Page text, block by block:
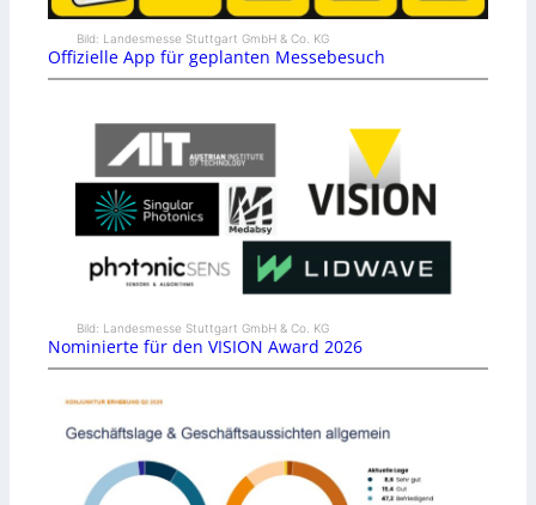
Bild: Landesmesse Stuttgart GmbH & Co. KG
Offizielle App für geplanten Messebesuch
Bild: Landesmesse Stuttgart GmbH & Co. KG
Nominierte für den VISION Award 2026